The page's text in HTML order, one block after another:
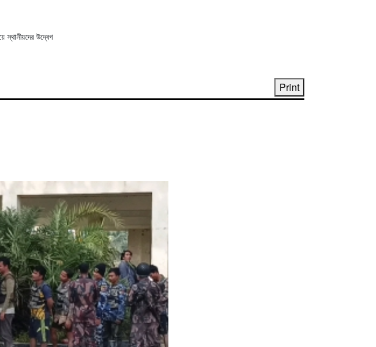
স্থানীয়দের উদ্বেগ
Print